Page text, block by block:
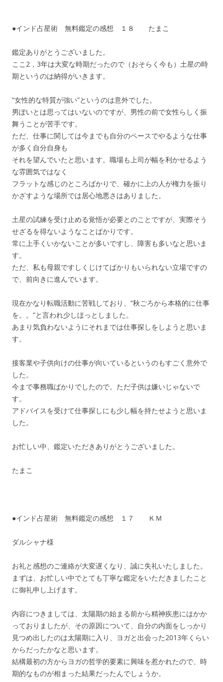
●インド占星術 無料鑑定の感想 １８ たまこ
鑑定ありがとうございました。
ここ2，3年は大変な時期だったので（おそらく今も）土星の時
期というのは納得がいきます。
“女性的な特質が強い”というのは意外でした。
男ぽいとは思ってはいないのですが、男性の前で女性らしく振
舞うことが苦手です。
ただ、仕事に関しては今までも自分のペースでやるような仕事
が多く自分自身も
それを望んでいたと思います。職場も上司が幅を利かせるよう
な雰囲気ではなく
フラットな感じのところばかりで、確かに上の人が権力を振り
かざすような場所では居心地悪さはありました。
土星の試練を受け止める覚悟が必要とのことですが、実際そう
せざるを得ないようなことばかりです。
常に上手くいかないことが多いですし、障害も多いなと思いま
す。
ただ、私も母親ですしくじけてばかりもいられない立場ですの
で、前向きに進んでいます。
現在かなり転職活動に苦戦しており、“秋ごろから本格的に仕事
を。。”と言われ少しほっとしました。
あまり気負わないようにそれまでは仕事探しをしようと思いま
す。
接客業や子供向けの仕事が向いているというのもすごく意外で
した。
今まで事務職ばかりでしたので。ただ子供は嫌いじゃないで
す。
アドバイスを受けて仕事探しにも少し幅を持たせようと思いま
した。
お忙しい中、鑑定いただきありがとうございました。
たまこ
●インド占星術 無料鑑定の感想 １７ ＫＭ
ダルシャナ様
お礼と感想のご連絡が大変遅くなり、誠に失礼いたしました。
まずは、お忙しい中でとても丁寧な鑑定をいただきましたこと
に御礼申し上げます。
内容につきましては、太陽期の始まる前から精神疾患にはかか
っておりましたが、その原因について、自分の内面をしっかり
見つめ出したのは太陽期に入り、ヨガと出会った2013年くらい
からだったかなと思います。
結構最初の方からヨガの哲学的要素に興味を惹かれたので、時
期的なものが相まった結果だったんでしょうか。